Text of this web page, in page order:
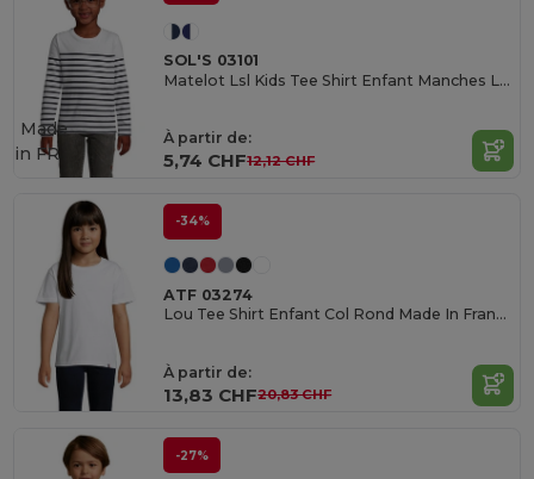
SOL'S 03101
Matelot Lsl Kids Tee Shirt Enfant Manches Longues Rayé
À partir de:
5,74 CHF12,12 CHF
Made
in FR
-34%
ATF 03274
Lou Tee Shirt Enfant Col Rond Made In France
À partir de:
13,83 CHF20,83 CHF
-27%